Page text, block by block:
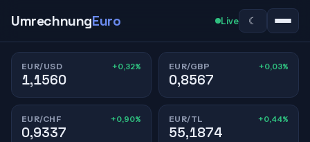
UmrechnungEuro Live ☾
EUR/USD +0,32%
1,1560
EUR/GBP +0,03%
0,8567
EUR/CHF +0,90%
0,9337
EUR/TL +0,44%
55,1874